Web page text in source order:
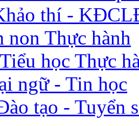
thí -
non Thực hành
học Thực
ngữ - Tin học
tạo - Tuyển